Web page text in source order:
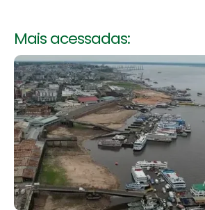
Mais acessadas: